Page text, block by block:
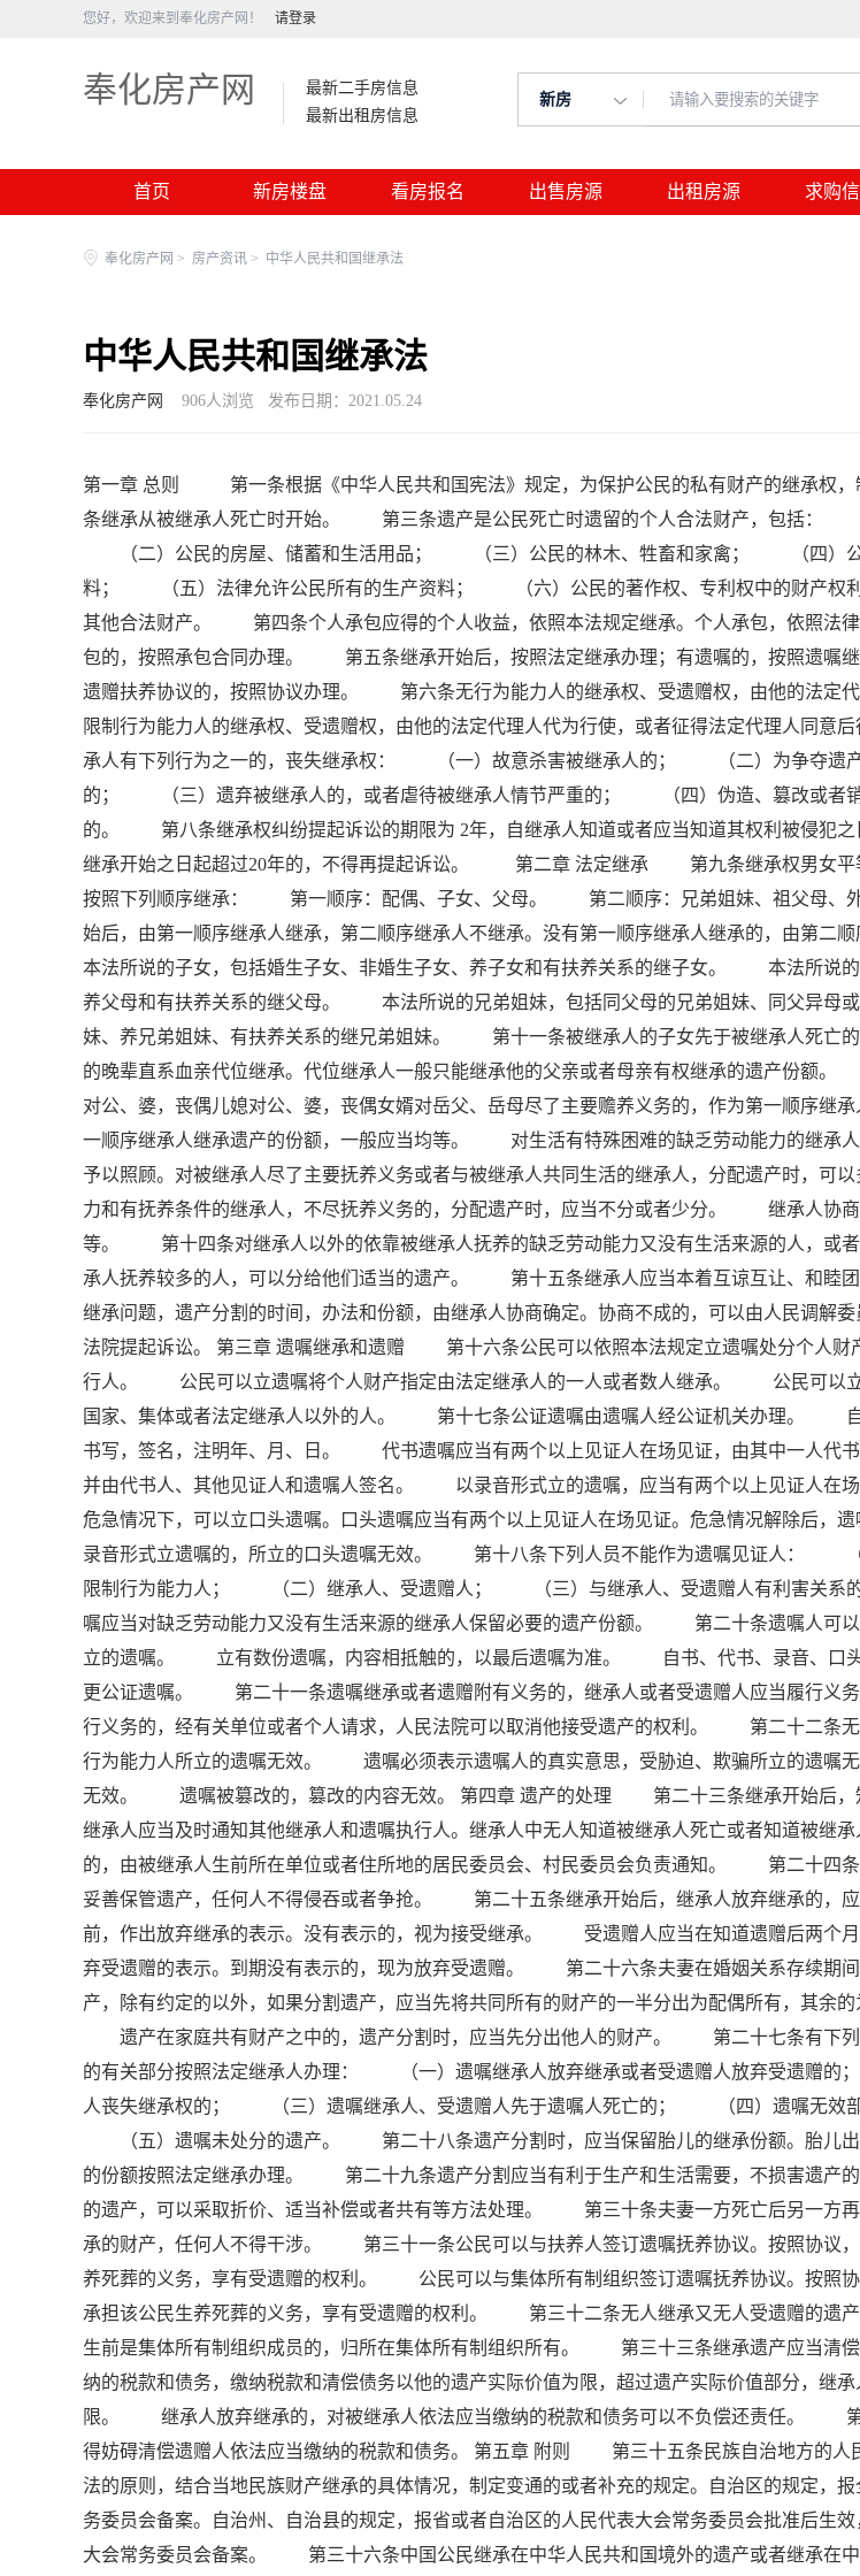
您好，欢迎来到奉化房产网！ 请登录
奉化房产网
最新二手房信息
最新出租房信息
新房
首页 新房楼盘 看房报名 出售房源 出租房源 求购
奉化房产网 > 房产资讯 > 中华人民共和国继承法
中华人民共和国继承法
奉化房产网 906人浏览 发布日期：2021.05.24
第一章 总则 第一条根据《中华人民共和国宪法》规定，为保护公民的私有财产的继承
条继承从被继承人死亡时开始。 第三条遗产是公民死亡时遗留的个人合法财产，包括：
（二）公民的房屋、储蓄和生活用品； （三）公民的林木、牲畜和家禽； （四）公
料； （五）法律允许公民所有的生产资料； （六）公民的著作权、专利权中的财产
其他合法财产。 第四条个人承包应得的个人收益，依照本法规定继承。个人承包，依照法律
包的，按照承包合同办理。 第五条继承开始后，按照法定继承办理；有遗嘱的，按照遗嘱继
遗赠扶养协议的，按照协议办理。 第六条无行为能力人的继承权、受遗赠权，由他的法
限制行为能力人的继承权、受遗赠权，由他的法定代理人代为行使，或者征得法定代理人同
承人有下列行为之一的，丧失继承权： （一）故意杀害被继承人的； （二）为争夺遗产
的； （三）遗弃被继承人的，或者虐待被继承人情节严重的； （四）伪造、篡改或者销
的。 第八条继承权纠纷提起诉讼的期限为 2年，自继承人知道或者应当知道其权利被侵犯之
继承开始之日起超过20年的，不得再提起诉讼。 第二章 法定继承 第九条继承权男女
按照下列顺序继承： 第一顺序：配偶、子女、父母。 第二顺序：兄弟姐妹、祖父母
始后，由第一顺序继承人继承，第二顺序继承人不继承。没有第一顺序继承人继承的，由第
本法所说的子女，包括婚生子女、非婚生子女、养子女和有扶养关系的继子女。 本法所说的
养父母和有扶养关系的继父母。 本法所说的兄弟姐妹，包括同父母的兄弟姐妹、同父异母或
妹、养兄弟姐妹、有扶养关系的继兄弟姐妹。 第十一条被继承人的子女先于被继承人死亡的
的晚辈直系血亲代位继承。代位继承人一般只能继承他的父亲或者母亲有权继承的遗产份额
对公、婆，丧偶儿媳对公、婆，丧偶女婿对岳父、岳母尽了主要赡养义务的，作为第一顺序
一顺序继承人继承遗产的份额，一般应当均等。 对生活有特殊困难的缺乏劳动能力的继承人
予以照顾。对被继承人尽了主要抚养义务或者与被继承人共同生活的继承人，分配遗产时，
力和有抚养条件的继承人，不尽抚养义务的，分配遗产时，应当不分或者少分。 继承人协商
等。 第十四条对继承人以外的依靠被继承人抚养的缺乏劳动能力又没有生活来源的人，或
承人抚养较多的人，可以分给他们适当的遗产。 第十五条继承人应当本着互谅互让、和睦团
继承问题，遗产分割的时间，办法和份额，由继承人协商确定。协商不成的，可以由人民调解
法院提起诉讼。 第三章 遗嘱继承和遗赠 第十六条公民可以依照本法规定立遗嘱处分个人财
行人。 公民可以立遗嘱将个人财产指定由法定继承人的一人或者数人继承。 公民可以立
国家、集体或者法定继承人以外的人。 第十七条公证遗嘱由遗嘱人经公证机关办理。 自
书写，签名，注明年、月、日。 代书遗嘱应当有两个以上见证人在场见证，由其中一人代书
并由代书人、其他见证人和遗嘱人签名。 以录音形式立的遗嘱，应当有两个以上见证人
危急情况下，可以立口头遗嘱。口头遗嘱应当有两个以上见证人在场见证。危急情况解除后，
录音形式立遗嘱的，所立的口头遗嘱无效。 第十八条下列人员不能作为遗嘱见证人： （
限制行为能力人； （二）继承人、受遗赠人； （三）与继承人、受遗赠人有利害关
嘱应当对缺乏劳动能力又没有生活来源的继承人保留必要的遗产份额。 第二十条遗嘱人可
立的遗嘱。 立有数份遗嘱，内容相抵触的，以最后遗嘱为准。 自书、代书、录音、口头
更公证遗嘱。 第二十一条遗嘱继承或者遗赠附有义务的，继承人或者受遗赠人应当履行义务
行义务的，经有关单位或者个人请求，人民法院可以取消他接受遗产的权利。 第二十二条无
行为能力人所立的遗嘱无效。 遗嘱必须表示遗嘱人的真实意思，受胁迫、欺骗所立的遗
无效。 遗嘱被篡改的，篡改的内容无效。 第四章 遗产的处理 第二十三条继承开始后，
继承人应当及时通知其他继承人和遗嘱执行人。继承人中无人知道被继承人死亡或者知道被继承
的，由被继承人生前所在单位或者住所地的居民委员会、村民委员会负责通知。 第二十四条
妥善保管遗产，任何人不得侵吞或者争抢。 第二十五条继承开始后，继承人放弃继承的，应
前，作出放弃继承的表示。没有表示的，视为接受继承。 受遗赠人应当在知道遗赠后两个
弃受遗赠的表示。到期没有表示的，现为放弃受遗赠。 第二十六条夫妻在婚姻关系存续期
产，除有约定的以外，如果分割遗产，应当先将共同所有的财产的一半分出为配偶所有，其余的
遗产在家庭共有财产之中的，遗产分割时，应当先分出他人的财产。 第二十七条有下列
的有关部分按照法定继承人办理： （一）遗嘱继承人放弃继承或者受遗赠人放弃受遗赠
人丧失继承权的； （三）遗嘱继承人、受遗赠人先于遗嘱人死亡的； （四）遗嘱无效部
（五）遗嘱未处分的遗产。 第二十八条遗产分割时，应当保留胎儿的继承份额。胎儿出
的份额按照法定继承办理。 第二十九条遗产分割应当有利于生产和生活需要，不损害遗
的遗产，可以采取折价、适当补偿或者共有等方法处理。 第三十条夫妻一方死亡后另一方
承的财产，任何人不得干涉。 第三十一条公民可以与扶养人签订遗嘱抚养协议。按照协议，
养死葬的义务，享有受遗赠的权利。 公民可以与集体所有制组织签订遗嘱抚养协议。按照协
承担该公民生养死葬的义务，享有受遗赠的权利。 第三十二条无人继承又无人受遗赠的遗
生前是集体所有制组织成员的，归所在集体所有制组织所有。 第三十三条继承遗产应当清
纳的税款和债务，缴纳税款和清偿债务以他的遗产实际价值为限，超过遗产实际价值部分，继
限。 继承人放弃继承的，对被继承人依法应当缴纳的税款和债务可以不负偿还责任。 第
得妨碍清偿遗赠人依法应当缴纳的税款和债务。 第五章 附则 第三十五条民族自治地方的人
法的原则，结合当地民族财产继承的具体情况，制定变通的或者补充的规定。自治区的规定，
务委员会备案。自治州、自治县的规定，报省或者自治区的人民代表大会常务委员会批准后生
大会常务委员会备案。 第三十六条中国公民继承在中华人民共和国境外的遗产或者继承在中